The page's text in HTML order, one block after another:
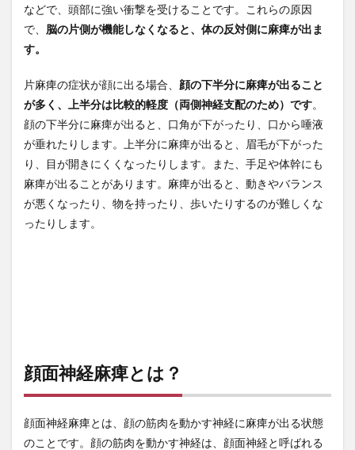
麻痺
の対
処法
は？
まと
め
などで、頭部に強い衝撃を受けることです。これらの原因
で、 脳の片側が機能しなくなると、体の反対側に麻痺が出ま
す。
片麻痺の症状が顔に出る場合、 顔の下半分に麻痺が出ること
が多く、上半分は比較的軽度（両側神経支配のため）です。
顔の下半分に麻痺が出ると、口角が下がったり、口から唾液
が垂れたりします。上半分に麻痺が出ると、眉毛が下がった
り、目が開きにくくなったりします。また、手足や体幹にも
麻痺が出ることがあります。麻痺が出ると、動きやバランス
が悪くなったり、物を持ったり、歩いたりするのが難しくな
ったりします。
顔面神経麻痺とは？
顔面神経麻痺とは、顔の筋肉を動かす神経に麻痺が出る状態
のことです。顔の筋肉を動かす神経は、顔面神経と呼ばれる